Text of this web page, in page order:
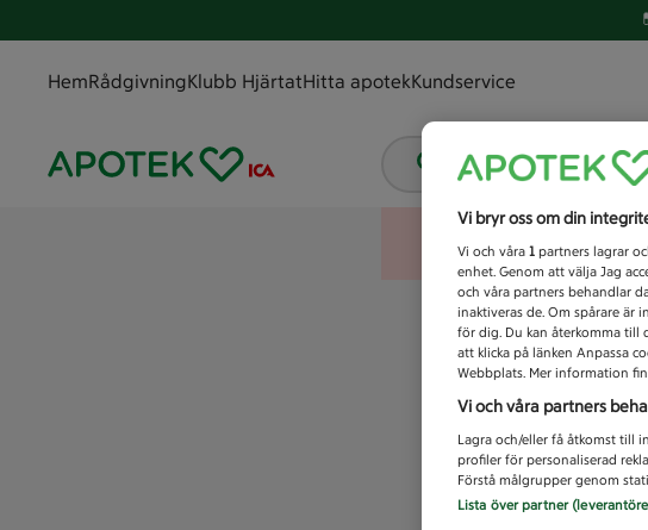
HemRådgivningKlubb HjärtatHitta apotekKundservice
Vad letar du efter
Vi bryr oss om din
Vi och våra 1 partners lagrar
enhet. Genom att välja Jag
och våra partners behandlar
inaktiveras de. Om spårare är
för dig. Du kan återkomma till
att klicka på länken Anpassa
Webbplats. Mer information
Vi och våra partners
Lagra och/eller få åtkomst till
profiler för personaliserad
Förstå målgrupper genom
Lista över partner